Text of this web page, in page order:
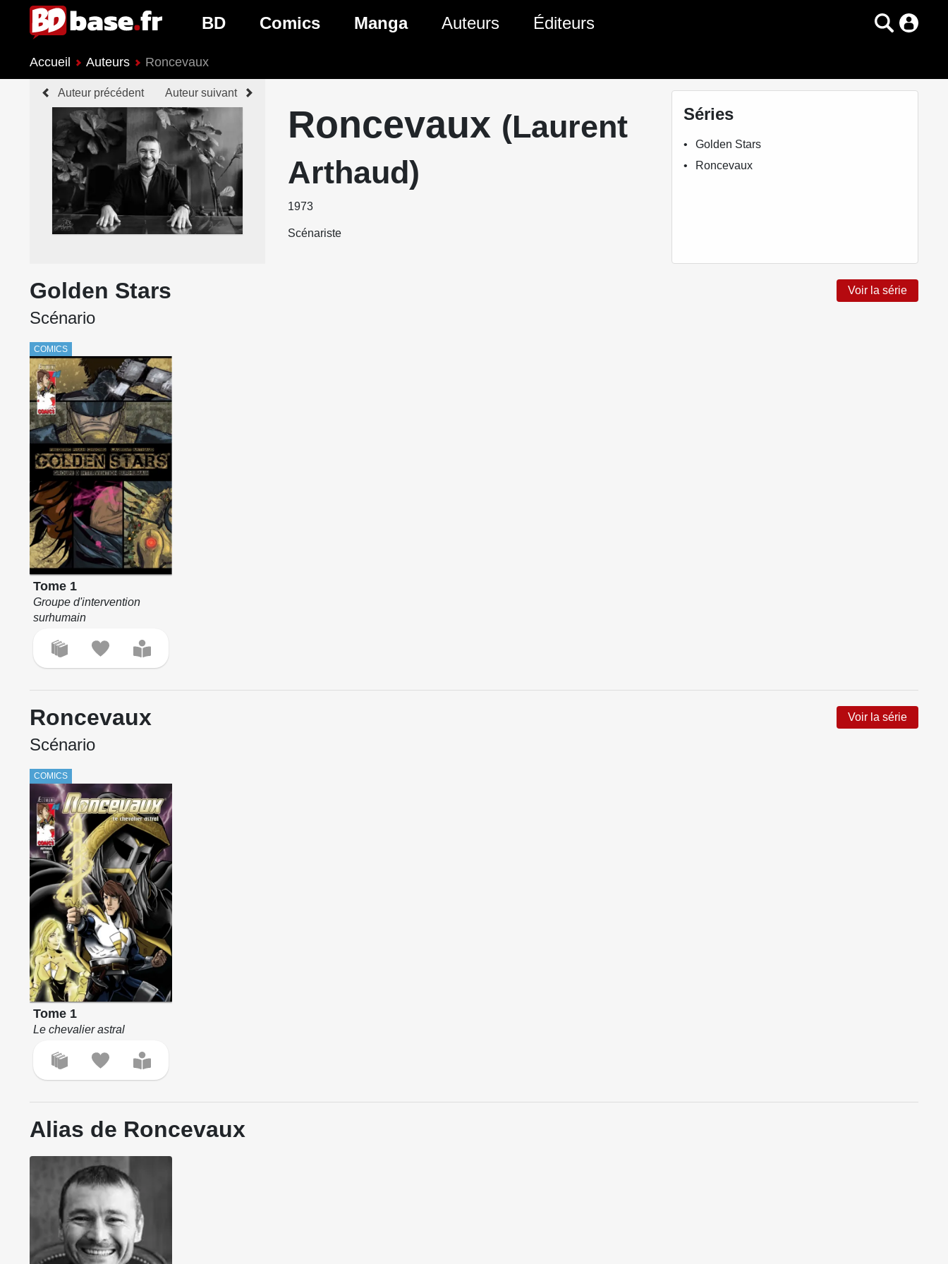
BD
Nouveautés BD
Prochaines sorties BD
Genres BD
Comics
Genres Comics
Manga
Genres Manga
Auteurs Éditeurs
Accueil Auteurs Roncevaux
Auteur précédent Auteur suivant
Roncevaux (Laurent
Arthaud)
1973
Scénariste
Séries
Golden Stars
Roncevaux
Golden Stars Voir la série
Scénario
COMICS
Tome 1
Groupe d'intervention
surhumain
Roncevaux Voir la série
Scénario
COMICS
Tome 1
Le chevalier astral
Alias de Roncevaux